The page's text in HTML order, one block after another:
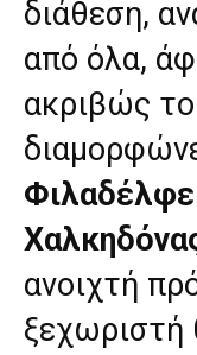
διάθεση,
από όλα,
ακριβώς
ανοιχτή
ξεχωριστή